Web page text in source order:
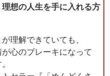
理想の人生を手に入れる方
理解できていても、
心のブレーキになって